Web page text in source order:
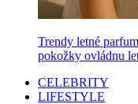
Trendy letné
pokožky ovládnu
CELEBRITY
LIFESTYLE